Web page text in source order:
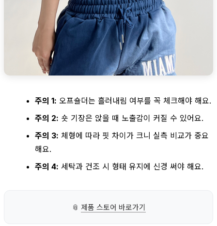
주의 1: 오프숄더는 흘러내림 여부를 꼭 체크해야 해요.
주의 2: 숏 기장은 앉을 때 노출감이 커질 수 있어요.
주의 3: 체형에 따라 핏 차이가 크니 실측 비교가 중요
해요.
주의 4: 세탁과 건조 시 형태 유지에 신경 써야 해요.
📎 제품 스토어 바로가기